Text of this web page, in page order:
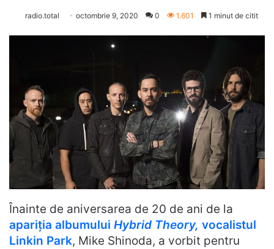
radio.total octombrie 9, 2020 0 1.601 1 minut de citit
Înainte de aniversarea de 20 de ani de la
apariția albumului Hybrid Theory, vocalistul
Linkin Park, Mike Shinoda, a vorbit pentru